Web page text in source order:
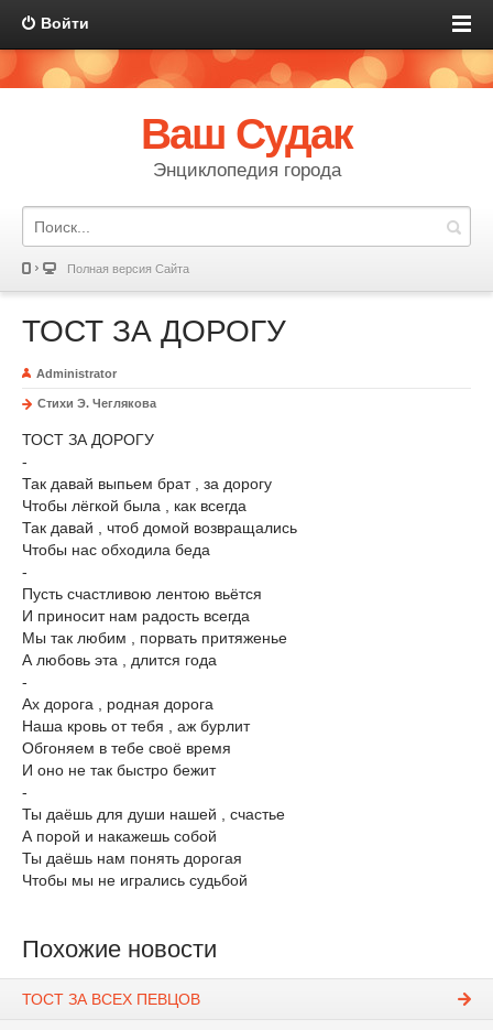
Войти
Ваш Судак
Энциклопедия города
Полная версия Сайта
ТОСТ ЗА ДОРОГУ
Administrator
Стихи Э. Чеглякова
ТОСТ ЗА ДОРОГУ
-
Так давай выпьем брат , за дорогу
Чтобы лёгкой была , как всегда
Так давай , чтоб домой возвращались
Чтобы нас обходила беда
-
Пусть счастливою лентою вьётся
И приносит нам радость всегда
Мы так любим , порвать притяженье
А любовь эта , длится года
-
Ах дорога , родная дорога
Наша кровь от тебя , аж бурлит
Обгоняем в тебе своё время
И оно не так быстро бежит
-
Ты даёшь для души нашей , счастье
А порой и накажешь собой
Ты даёшь нам понять дорогая
Чтобы мы не игрались судьбой
Похожие новости
ТОСТ ЗА ВСЕХ ПЕВЦОВ